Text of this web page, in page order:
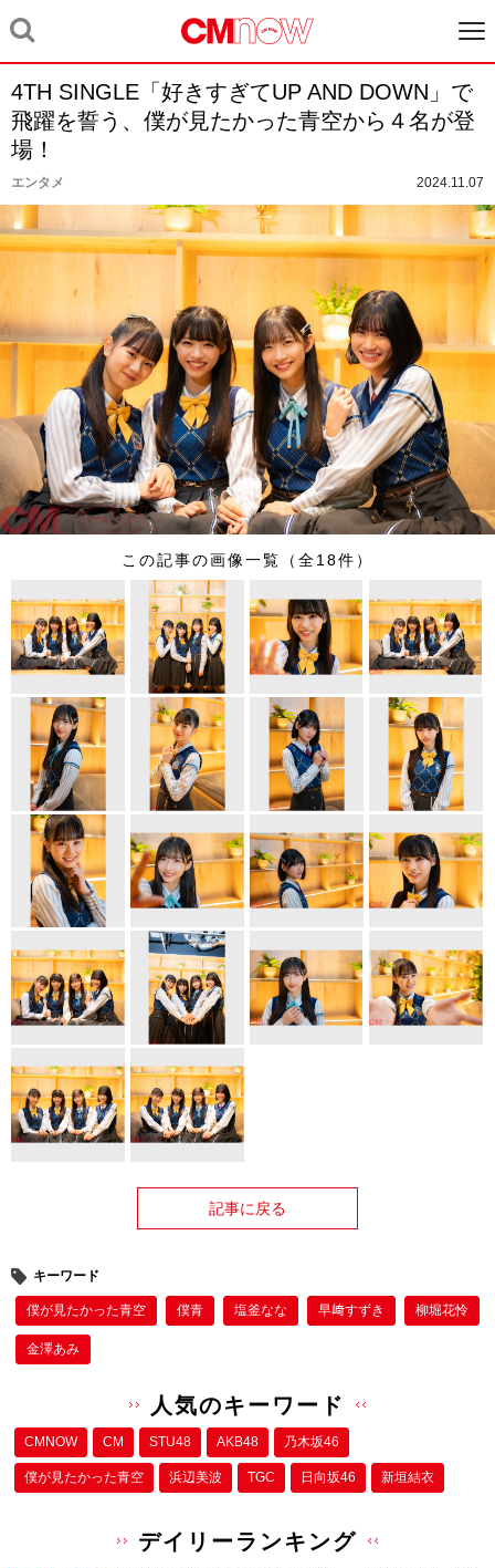
4TH SINGLE「好きすぎてUP AND DOWN」で
飛躍を誓う、僕が見たかった青空から４名が登
場！
エンタメ 2024.11.07
この記事の画像一覧（全18件）
記事に戻る
キーワード
僕が⾒たかった⻘空 僕⻘ 塩釜なな 早﨑すずき 柳堀花怜
金澤あみ
人気のキーワード
CMNOW CM STU48 AKB48 乃木坂46
僕が⾒たかった⻘空 浜辺美波 TGC 日向坂46 新垣結衣
デイリーランキング